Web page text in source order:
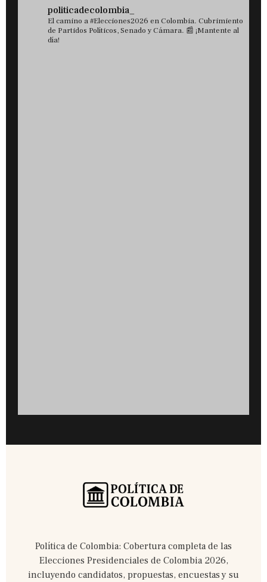
politicadecolombia_
El camino a #Elecciones2026 en Colombia. Cubrimiento
de Partidos Políticos, Senado y Cámara. 📰 ¡Mantente al
día!
Política de Colombia: Cobertura completa de las
Elecciones Presidenciales de Colombia 2026,
incluyendo candidatos, propuestas, encuestas y su